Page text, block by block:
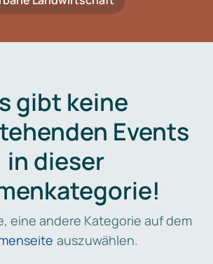
gibt keine
Events
in dieser
eine andere Kategorie auf dem
auszuwählen.